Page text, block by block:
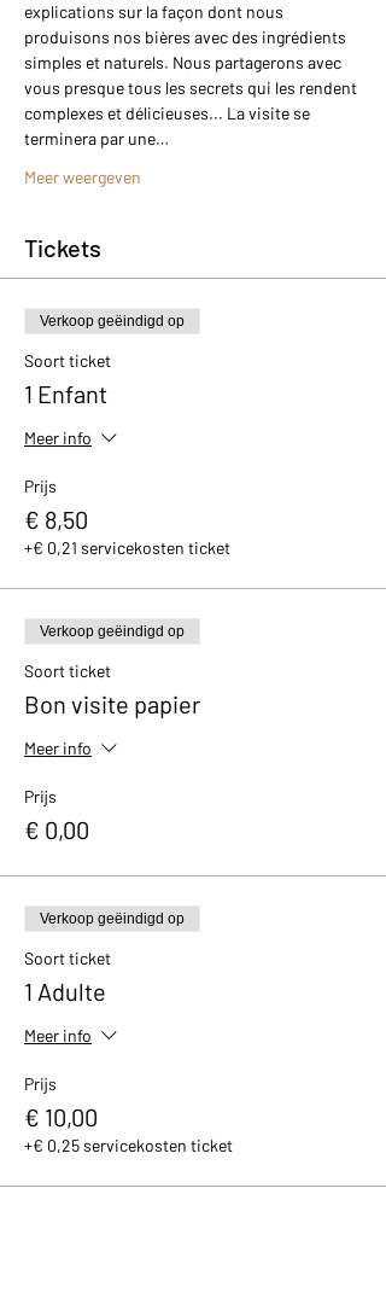
explications sur la façon dont nous
produisons nos bières avec des ingrédients
simples et naturels. Nous partagerons avec
vous presque tous les secrets qui les rendent
complexes et délicieuses... La visite se
terminera par une…
Meer weergeven
Tickets
Verkoop geëindigd op
Soort ticket
1 Enfant
Meer info
Prijs
€ 8,50
+€ 0,21 servicekosten ticket
Verkoop geëindigd op
Soort ticket
Bon visite papier
Meer info
Prijs
€ 0,00
Verkoop geëindigd op
Soort ticket
1 Adulte
Meer info
Prijs
€ 10,00
+€ 0,25 servicekosten ticket